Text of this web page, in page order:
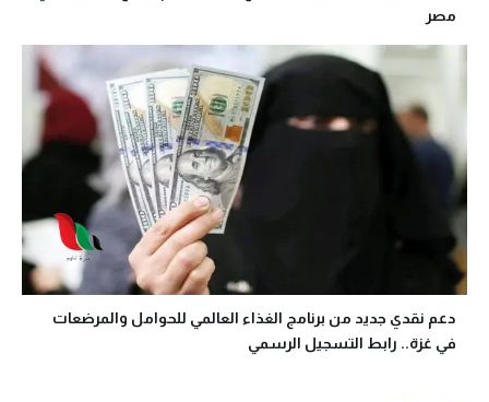
مصر
دعم نقدي جديد من برنامج الغذاء العالمي للحوامل والمرضعات
في غزة.. رابط التسجيل الرسمي